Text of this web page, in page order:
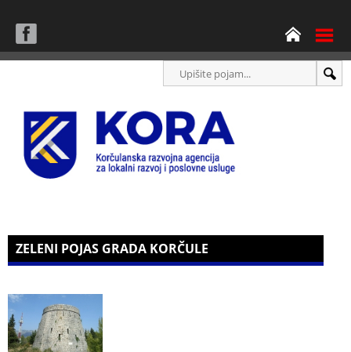
ZELENI POJAS GRADA KORČULE